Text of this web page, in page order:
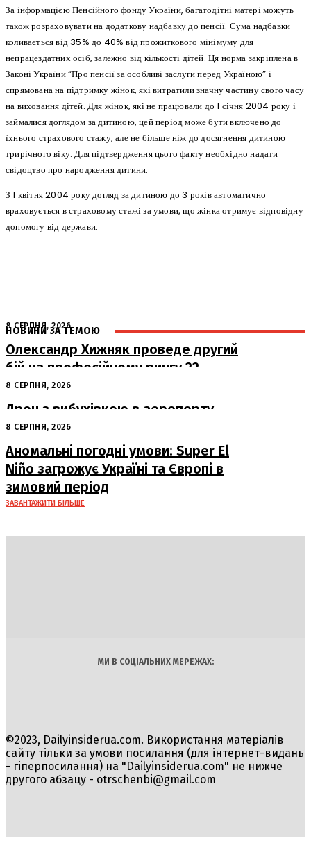
За інформацією Пенсійного фонду України, багатодітні матері можуть
також розраховувати на додаткову надбавку до пенсії. Сума надбавки
коливається від 35% до 40% від прожиткового мінімуму для
непрацездатних осіб, залежно від кількості дітей. Ця норма закріплена в
Законі України “Про пенсії за особливі заслуги перед Україною” і
спрямована на підтримку жінок, які витратили значну частину свого часу
на виховання дітей. Для жінок, які не працювали до 1 січня 2004 року і
займалися доглядом за дитиною, цей період може бути включено до
їхнього страхового стажу, але не більше ніж до досягнення дитиною
трирічного віку. Для підтвердження цього факту необхідно надати
свідоцтво про народження дитини.
З 1 квітня 2004 року догляд за дитиною до 3 років автоматично
враховується в страховому стажі за умови, що жінка отримує відповідну
допомогу від держави.
НОВИНИ ЗА ТЕМОЮ
8 СЕРПНЯ, 2026
Олександр Хижняк проведе другий
бій на професійному рингу 22
серпня у Львові
8 СЕРПНЯ, 2026
Дрон з вибухівкою в аеропорту
Лейпцига: США підозрюють Росію
8 СЕРПНЯ, 2026
Аномальні погодні умови: Super El
Niño загрожує Україні та Європі в
зимовий період
ЗАВАНТАЖИТИ БІЛЬШЕ
МИ В СОЦІАЛЬНИХ МЕРЕЖАХ:
©2023, Dailyinsiderua.com. Використання матеріалів
сайту тільки за умови посилання (для інтернет-видань
- гіперпосилання) на "Dailyinsiderua.com" не нижче
другого абзацу - otrschenbi@gmail.com